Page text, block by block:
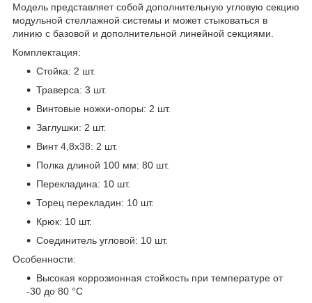
Модель представляет собой дополнительную угловую секцию
модульной стеллажной системы и может стыковаться в
линию с базовой и дополнительной линейной секциями.
Комплектация:
Стойка: 2 шт.
Траверса: 3 шт.
Винтовые ножки-опоры: 2 шт.
Заглушки: 2 шт.
Винт 4,8x38: 2 шт.
Полка длиной 100 мм: 80 шт.
Перекладина: 10 шт.
Торец перекладин: 10 шт.
Крюк: 10 шт.
Соединитель угловой: 10 шт.
Особенности:
Высокая коррозионная стойкость при температуре от
-30 до 80 °С